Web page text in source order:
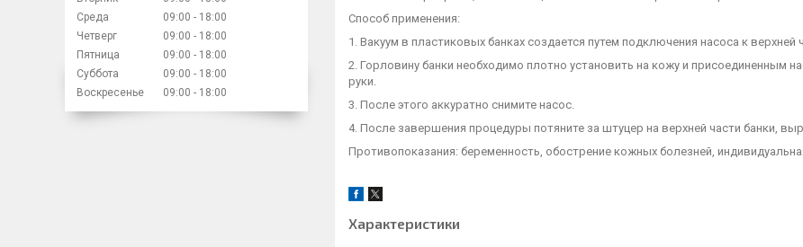
Способ применения:
1. Вакуум в пластиковых банках создается путем подключения насоса к верхней
2. Горловину банки необходимо плотно установить на кожу и присоединенным
руки.
3. После этого аккуратно снимите насос.
4. После завершения процедуры потяните за штуцер на верхней части банки,
Противопоказания: беременность, обострение кожных болезней,
Характеристики
Среда
09:00
18:00
Четверг
09:00
18:00
Пятница
09:00
18:00
Суббота
09:00
18:00
Воскресенье
09:00 18:00